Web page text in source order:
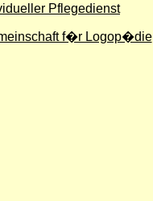
Pflegedienst
f�r Logop�die